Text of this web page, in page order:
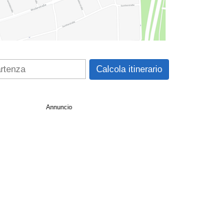
Annuncio